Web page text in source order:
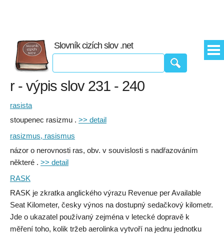
Slovník cizích slov .net
r - výpis slov 231 - 240
rasista
stoupenec rasizmu . >> detail
rasizmus, rasismus
názor o nerovnosti ras, obv. v souvislosti s nadřazováním
některé . >> detail
RASK
RASK je zkratka anglického výrazu Revenue per Available
Seat Kilometer, česky výnos na dostupný sedačkový kilometr.
Jde o ukazatel používaný zejména v letecké dopravě k
měření toho, kolik tržeb aerolinka vytvoří na jednu jednotku